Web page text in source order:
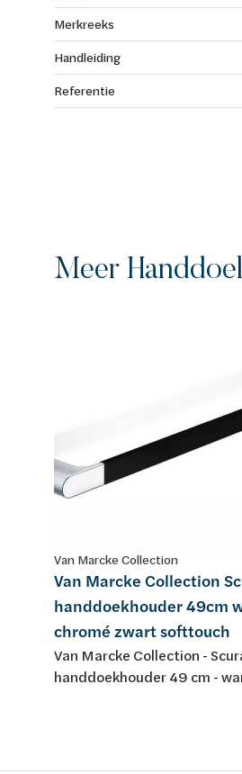
Merkreeks
Handleiding
Referentie
Meer
Van Marcke Collection
Van Marcke Collection
handdoekhouder 49cm
chromé zwart softtouch
Van Marcke Collection -
handdoekhouder 49 cm -